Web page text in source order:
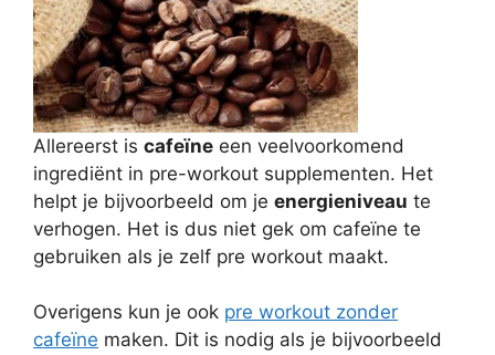
Allereerst is cafeïne een veelvoorkomend
ingrediënt in pre-workout supplementen. Het
helpt je bijvoorbeeld om je energieniveau te
verhogen. Het is dus niet gek om cafeïne te
gebruiken als je zelf pre workout maakt.
Overigens kun je ook pre workout zonder
cafeïne maken. Dit is nodig als je bijvoorbeeld